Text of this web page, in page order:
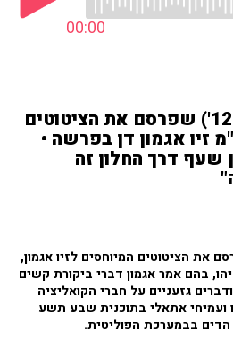
00:00
עמית סגל ('חדשות 12') שפרסם את הציטוטים
זיו אגמון דן בפרשה •
שעף דרך החלון זה
('חדשות 12') שפרסם את הציטוטים המיוחסים לזיו אגמון,
בהם אמר אגמון דברי ביקורת קשים
גזעניים על חברי הקואליציה
ועמיחי אתאלי בתוכנית שבע תשע